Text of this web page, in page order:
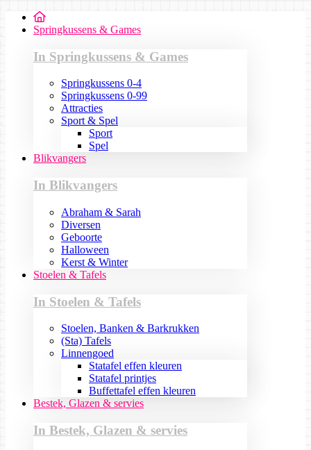
Springkussens & Games
In Springkussens & Games
Springkussens 0-4
Springkussens 0-99
Attracties
Sport & Spel
Sport
Spel
Blikvangers
In Blikvangers
Abraham & Sarah
Diversen
Geboorte
Halloween
Kerst & Winter
Stoelen & Tafels
In Stoelen & Tafels
Stoelen, Banken & Barkrukken
(Sta) Tafels
Linnengoed
Statafel effen kleuren
Statafel printjes
Buffettafel effen kleuren
Bestek, Glazen & servies
In Bestek, Glazen & servies